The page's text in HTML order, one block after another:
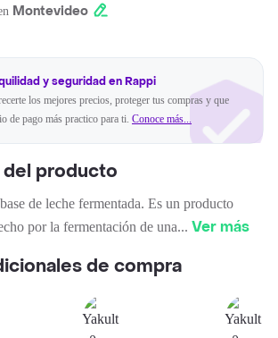
Montevideo
y seguridad en Rappi
los mejores precios, proteger tus compras y que
de pago más practico para ti. Conoce más...
producto
de leche fermentada. Es un producto
por la fermentación de una... Ver más
de compra